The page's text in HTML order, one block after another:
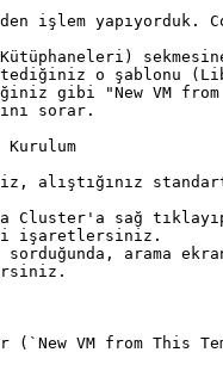
işlem
o şablonu
gibi "New VM
sorar.
alıştığınız
Cluster'a sağ
işaretlersiniz.
arama
(`New VM from